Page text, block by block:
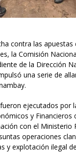
contra las apuestas
la Comisión
de la Dirección
una serie de
ejecutados por
y Financieros
con el Ministerio
operaciones
y explotación ilegal